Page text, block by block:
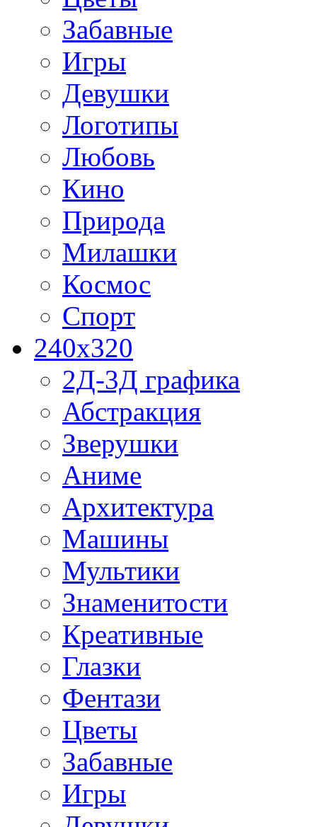
Забавные
Игры
Девушки
Логотипы
Любовь
Кино
Природа
Милашки
Космос
Спорт
240x320
2Д-3Д графика
Абстракция
Зверушки
Аниме
Архитектура
Машины
Мультики
Знаменитости
Креативные
Глазки
Фентази
Цветы
Забавные
Игры